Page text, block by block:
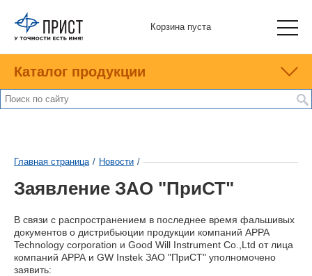
Корзина пуста
Каталог продукции
Главная страница / Новости /
Заявление ЗАО "ПриСТ"
В связи с распространением в последнее время фальшивых
документов о дистрибьюции продукции компаний АРРА
Technology corporation и Good Will Instrument Co.,Ltd от лица
компаний АРРА и GW Instek ЗАО "ПриСТ" уполномочено
заявить: